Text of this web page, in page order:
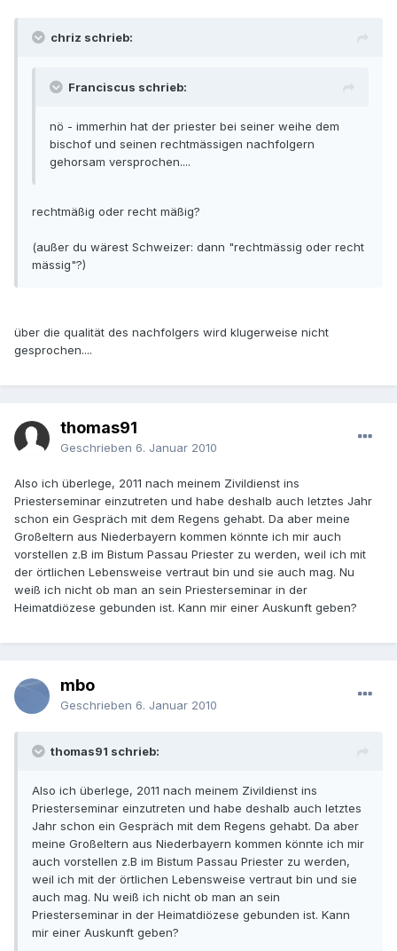
chriz schrieb:
Franciscus schrieb:
nö - immerhin hat der priester bei seiner weihe dem
bischof und seinen rechtmässigen nachfolgern
gehorsam versprochen....
rechtmäßig oder recht mäßig?
(außer du wärest Schweizer: dann "rechtmässig oder recht
mässig"?)
über die qualität des nachfolgers wird klugerweise nicht
gesprochen....
thomas91
Geschrieben 6. Januar 2010
Also ich überlege, 2011 nach meinem Zivildienst ins
Priesterseminar einzutreten und habe deshalb auch letztes Jahr
schon ein Gespräch mit dem Regens gehabt. Da aber meine
Großeltern aus Niederbayern kommen könnte ich mir auch
vorstellen z.B im Bistum Passau Priester zu werden, weil ich mit
der örtlichen Lebensweise vertraut bin und sie auch mag. Nu
weiß ich nicht ob man an sein Priesterseminar in der
Heimatdiözese gebunden ist. Kann mir einer Auskunft geben?
mbo
Geschrieben 6. Januar 2010
thomas91 schrieb:
Also ich überlege, 2011 nach meinem Zivildienst ins
Priesterseminar einzutreten und habe deshalb auch letztes
Jahr schon ein Gespräch mit dem Regens gehabt. Da aber
meine Großeltern aus Niederbayern kommen könnte ich mir
auch vorstellen z.B im Bistum Passau Priester zu werden,
weil ich mit der örtlichen Lebensweise vertraut bin und sie
auch mag. Nu weiß ich nicht ob man an sein
Priesterseminar in der Heimatdiözese gebunden ist. Kann
mir einer Auskunft geben?